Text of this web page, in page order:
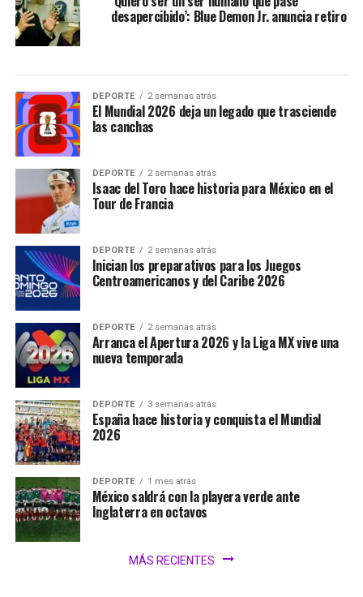
desapercibido’: Blue Demon Jr. anuncia retiro
DEPORTE 2 semanas atrás
El Mundial 2026 deja un legado que trasciende
las canchas
DEPORTE 2 semanas atrás
Isaac del Toro hace historia para México en el
Tour de Francia
DEPORTE 2 semanas atrás
Inician los preparativos para los Juegos
Centroamericanos y del Caribe 2026
DEPORTE 2 semanas atrás
Arranca el Apertura 2026 y la Liga MX vive una
nueva temporada
DEPORTE 3 semanas atrás
España hace historia y conquista el Mundial
2026
DEPORTE 1 mes atrás
México saldrá con la playera verde ante
Inglaterra en octavos
MÁS RECIENTES